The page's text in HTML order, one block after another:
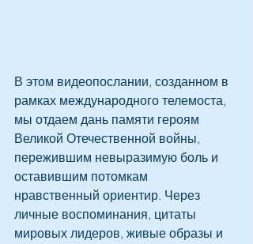
В этом видеопослании, созданном в
рамках международного телемоста,
мы отдаем дань памяти героям
Великой Отечественной войны,
пережившим невыразимую боль и
оставившим потомкам
нравственный ориентир. Через
личные воспоминания, цитаты
мировых лидеров, живые образы и